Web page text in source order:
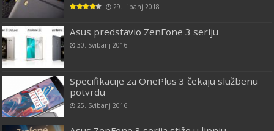
29. Lipanj 2018
Asus predstavio ZenFone 3 seriju
30. Svibanj 2016
Specifikacije za OnePlus 3 čekaju službenu
potvrdu
25. Svibanj 2016